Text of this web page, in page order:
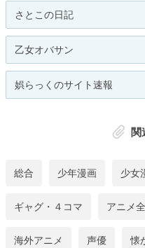
さとこの日記
乙女オバサン
娯らっくのサイト速報
関
総合 少年漫画 少女
ギャグ・４コマ アニメ
海外アニメ 声優 懐